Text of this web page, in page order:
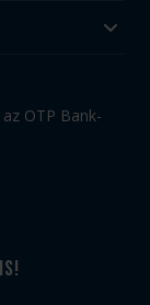
OTP Bank-